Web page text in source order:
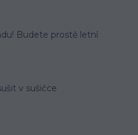
Budete prostě letní
v sušičce